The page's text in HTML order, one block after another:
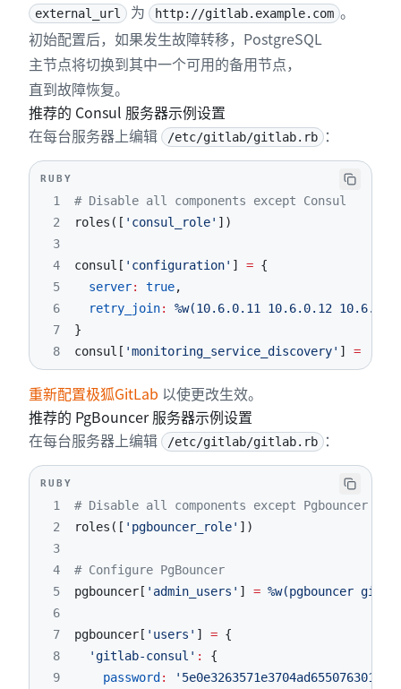
external_url 为 http://gitlab.example.com 。
初始配置后，如果发生故障转移，PostgreSQL
主节点将切换到其中一个可用的备用节点，
直到故障恢复。
推荐的 Consul 服务器示例设置
在每台服务器上编辑
/etc/gitlab/gitlab.rb ：
RUBY
1
# Disable all components except Consul
2
roles ( [ 'consul_role' ] )
3
4
consul [ 'configuration' ] = {
5
server: true,
6
retry_join:
%w(10.6.0.11 10.6.0.12
7
}
8
consul [ 'monitoring_service_discovery' ] =
重新配置极狐GitLab 以使更改生效。
推荐的 PgBouncer 服务器示例设置
在每台服务器上编辑
/etc/gitlab/gitlab.rb ：
RUBY
1
# Disable all components except Pgbouncer
2
roles ( [ 'pgbouncer_role' ] )
3
4
# Configure PgBouncer
5
pgbouncer [ 'admin_users' ] = %w(pgbouncer
6
7
pgbouncer [ 'users' ] = {
8
'gitlab-consul' :
{
9
password :